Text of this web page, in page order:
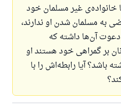
خانواده‌ی غیر مسلمان خود
به مسلمان شدن او ندارند،
آن‌ها داشته که
بر گمراهی خود هستند او
باشد؟ آیا رابطه‌اش را با